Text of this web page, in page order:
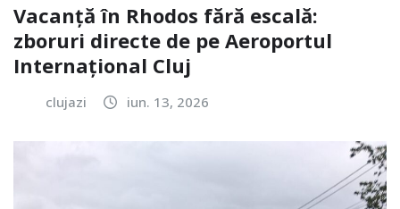
Vacanță în Rhodos fără escală:
zboruri directe de pe Aeroportul
Internațional Cluj
clujazi iun. 13, 2026